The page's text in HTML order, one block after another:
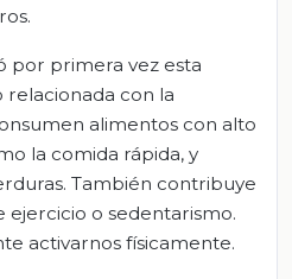
por primera vez esta
con la
alimentos con alto
la comida rápida, y
También contribuye
ejercicio o sedentarismo.
activarnos físicamente.